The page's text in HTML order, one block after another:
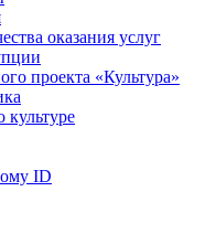
оказания услуг
проекта «Культура»
ID